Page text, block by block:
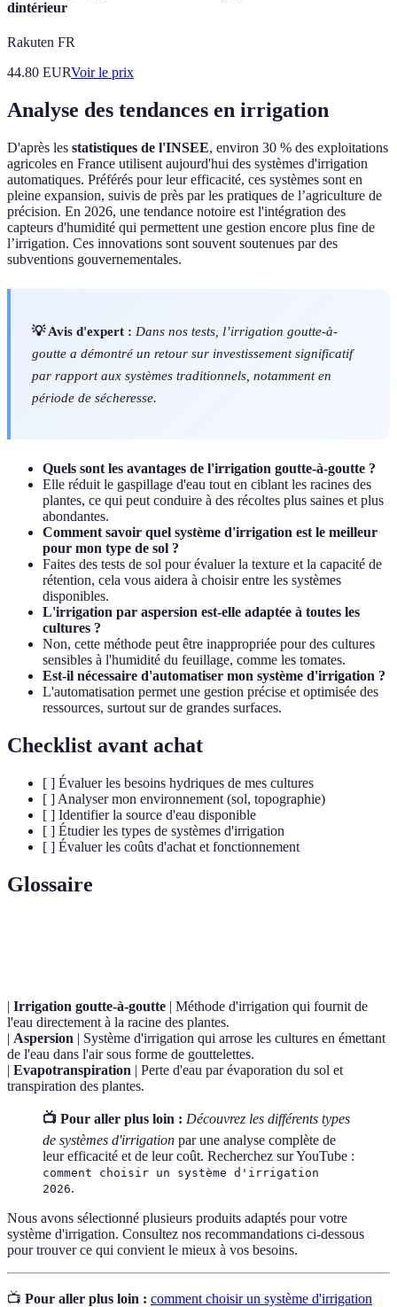
dintérieur
Rakuten FR
44.80 EURVoir le prix
Analyse des tendances en irrigation
D'après les statistiques de l'INSEE, environ 30 % des exploitations
agricoles en France utilisent aujourd'hui des systèmes d'irrigation
automatiques. Préférés pour leur efficacité, ces systèmes sont en
pleine expansion, suivis de près par les pratiques de l’agriculture de
précision. En 2026, une tendance notoire est l'intégration des
capteurs d'humidité qui permettent une gestion encore plus fine de
l’irrigation. Ces innovations sont souvent soutenues par des
subventions gouvernementales.
💡 Avis d'expert : Dans nos tests, l’irrigation goutte-à-
goutte a démontré un retour sur investissement significatif
par rapport aux systèmes traditionnels, notamment en
période de sécheresse.
Quels sont les avantages de l'irrigation goutte-à-goutte ?
Elle réduit le gaspillage d'eau tout en ciblant les racines des
plantes, ce qui peut conduire à des récoltes plus saines et plus
abondantes.
Comment savoir quel système d'irrigation est le meilleur
pour mon type de sol ?
Faites des tests de sol pour évaluer la texture et la capacité de
rétention, cela vous aidera à choisir entre les systèmes
disponibles.
L'irrigation par aspersion est-elle adaptée à toutes les
cultures ?
Non, cette méthode peut être inappropriée pour des cultures
sensibles à l'humidité du feuillage, comme les tomates.
Est-il nécessaire d'automatiser mon système d'irrigation ?
L'automatisation permet une gestion précise et optimisée des
ressources, surtout sur de grandes surfaces.
Checklist avant achat
[ ] Évaluer les besoins hydriques de mes cultures
[ ] Analyser mon environnement (sol, topographie)
[ ] Identifier la source d'eau disponible
[ ] Étudier les types de systèmes d'irrigation
[ ] Évaluer les coûts d'achat et fonctionnement
Glossaire
| Irrigation goutte-à-goutte | Méthode d'irrigation qui fournit de
l'eau directement à la racine des plantes.
| Aspersion | Système d'irrigation qui arrose les cultures en émettant
de l'eau dans l'air sous forme de gouttelettes.
| Evapotranspiration | Perte d'eau par évaporation du sol et
transpiration des plantes.
📺 Pour aller plus loin : Découvrez les différents types
de systèmes d'irrigation par une analyse complète de
leur efficacité et de leur coût. Recherchez sur YouTube :
comment choisir un système d'irrigation
2026.
Nous avons sélectionné plusieurs produits adaptés pour votre
système d'irrigation. Consultez nos recommandations ci-dessous
pour trouver ce qui convient le mieux à vos besoins.
📺 Pour aller plus loin : comment choisir un système d'irrigation